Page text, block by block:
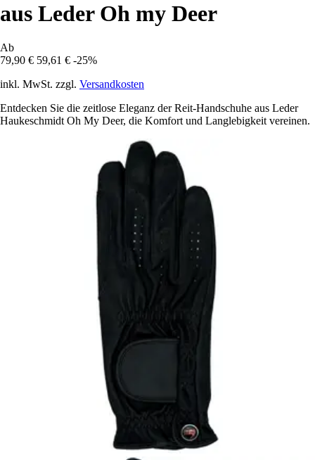
aus Leder Oh my Deer
Ab
79,90 € 59,61 € -25%
inkl. MwSt. zzgl. Versandkosten
Entdecken Sie die zeitlose Eleganz der Reit-Handschuhe aus Leder
Haukeschmidt Oh My Deer, die Komfort und Langlebigkeit vereinen.